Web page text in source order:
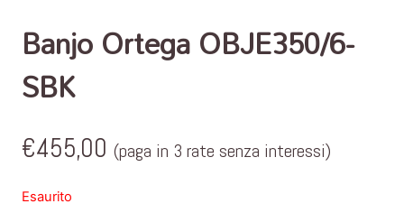
Banjo Ortega OBJE350/6-
SBK
€455,00 (paga in 3 rate senza interessi)
Esaurito